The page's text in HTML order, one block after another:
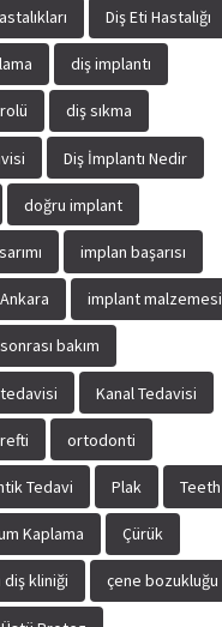
Diş Eti Hastalığı
diş implantı
diş sıkma
Diş İmplantı Nedir
doğru implant
implan başarısı
implant malzemesi
bakım
Kanal Tedavisi
ortodonti
Tedavi Plak Teeth
Kaplama Çürük
diş kliniği çene bozukluğu